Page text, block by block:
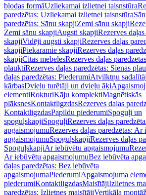
bļodas formāUzliekamai izlietnei taisnstūra
paredzētas: Uzliekamai izlietnei taisnstūra
paredzētas: Sānu skapjiZemi sānu skapji
Zemi sānu skapjiAugsti skapjiRezerves
skapjiVidēji augsti skapjiRezerves daļas
skapjiPiekaramie skapjiRezerves daļas
skapjiCitas mēbelesRezerves daļas
plauktiRezerves daļas paredzētas: Sienas
daļas paredzētas: PiederumiAtvilktņu
kārbasDvieļu turētāji un dvieļu āķi
elementiRokturiKāju komplektiMagnētiskās
plāksnesKontaktligzdasRezerves daļas
KontaktligzdasPapildu piederumiSpoguļi un
spoguļskapjiSpoguļiRezerves daļas
apgaismojumuRezerves daļas paredzētas: Ar
apgaismojumuSpoguļskapjiRezerves daļas
SpoguļskapjiAr iebūvētu apgaismojumu
Ar iebūvētu apgaismojumuBez iebūvēta
daļas paredzētas: Bez iebūvēta
apgaismojumaPiederumiApgaismojuma
piederumiKontaktligzdasMaisītājiIzlietnes
paredzētas: Izlietnes maisītājiVertikāla